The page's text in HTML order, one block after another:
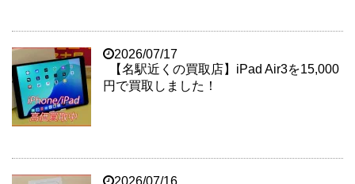
2026/07/17
【名駅近くの買取店】iPad Air3を15,000
円で買取しました！
2026/07/16